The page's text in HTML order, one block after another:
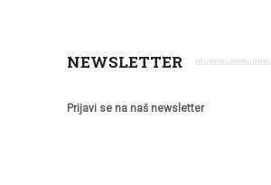
NEWSLETTER
Prijavi se na naš newsletter